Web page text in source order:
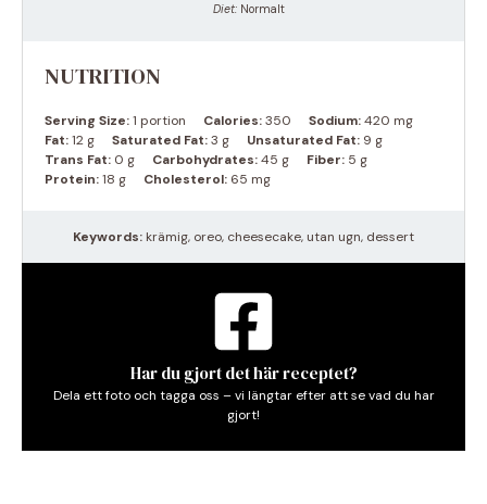
Diet: Normalt
NUTRITION
Serving Size:1 portion Calories:350 Sodium:420 mg
Fat:12 g Saturated Fat:3 g Unsaturated Fat: 9 g
Trans Fat: 0 g Carbohydrates:45 g Fiber: 5 g
Protein:18 g Cholesterol: 65 mg
Keywords: krämig, oreo, cheesecake, utan ugn, dessert
Har du gjort det här receptet?
Dela ett foto och tagga oss – vi längtar efter att se vad du har
gjort!